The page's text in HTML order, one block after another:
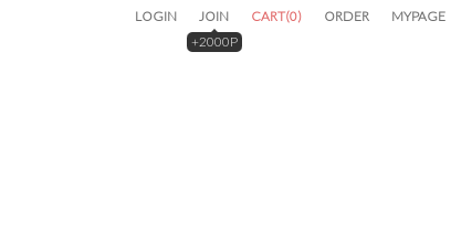
LOGIN
JOIN
+2000P
CART(0) ORDER MYPAGE